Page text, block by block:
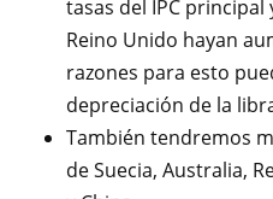
tasas del IPC principal
Reino Unido hayan
razones para esto
depreciación de la
También tendremos
de Suecia, Australia,